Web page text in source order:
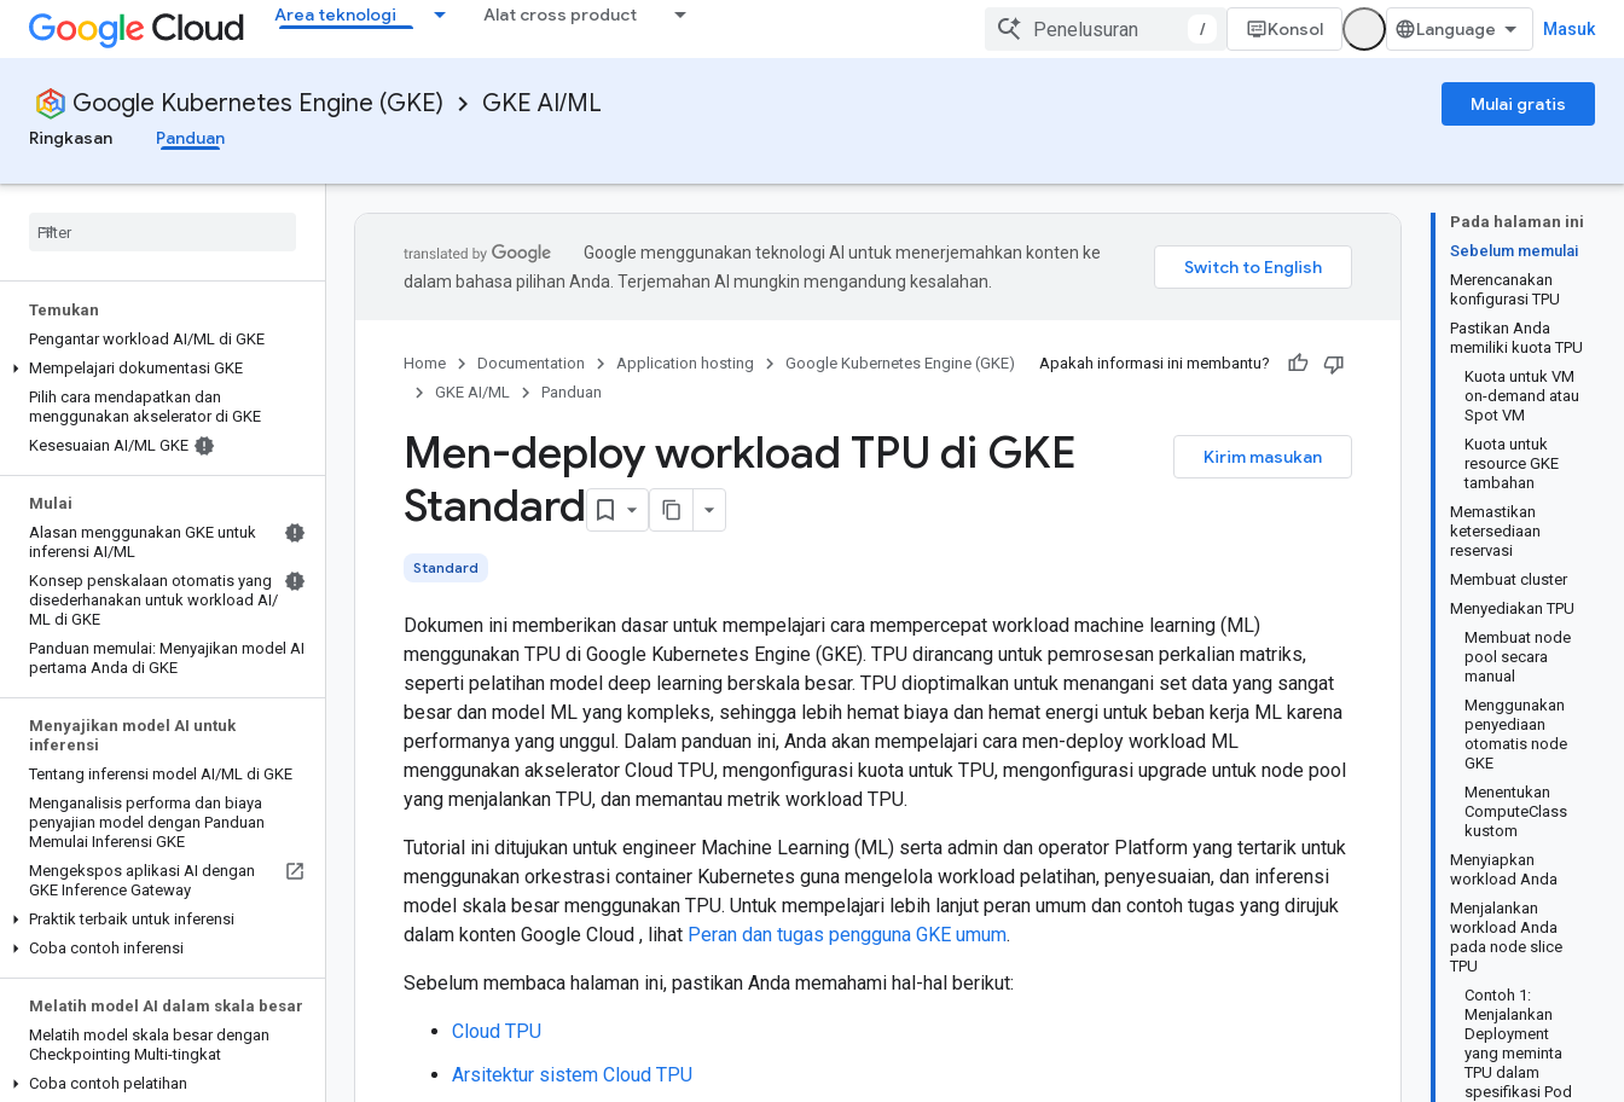
Area teknologi Alat cross product
/ Konsol Masuk
Google Kubernetes Engine (GKE) GKE AI/ML
Mulai gratis
Ringkasan
Panduan
Temukan
Pengantar workload AI/ML di GKE
Mempelajari dokumentasi GKE
Pilih cara mendapatkan dan
menggunakan akselerator di GKE
Kesesuaian AI/ML GKE
Mulai
Alasan menggunakan GKE untuk
inferensi AI/ML
Konsep penskalaan otomatis yang
disederhanakan untuk workload AI/
ML di GKE
Panduan memulai: Menyajikan model AI
pertama Anda di GKE
Menyajikan model AI untuk
inferensi
Tentang inferensi model AI/ML di GKE
Menganalisis performa dan biaya
penyajian model dengan Panduan
Memulai Inferensi GKE
Mengekspos aplikasi AI dengan
GKE Inference Gateway
Praktik terbaik untuk inferensi
Coba contoh inferensi
Melatih model AI dalam skala besar
Melatih model skala besar dengan
Checkpointing Multi-tingkat
Coba contoh pelatihan
Pada halaman ini
Sebelum memulai
Merencanakan
konfigurasi TPU
Pastikan Anda
memiliki kuota TPU
Kuota untuk VM
on-demand atau
Spot VM
Kuota untuk
resource GKE
tambahan
Memastikan
ketersediaan
reservasi
Membuat cluster
Menyediakan TPU
Membuat node
pool secara
manual
Menggunakan
penyediaan
otomatis node
GKE
Menentukan
ComputeClass
kustom
Menyiapkan
workload Anda
Menjalankan
workload Anda
pada node slice
TPU
Contoh 1:
Menjalankan
Deployment
yang meminta
TPU dalam
spesifikasi Pod
Google menggunakan teknologi AI untuk menerjemahkan konten ke
dalam bahasa pilihan Anda. Terjemahan AI mungkin mengandung kesalahan.
Home Documentation Application hosting
Google Kubernetes Engine (GKE)
GKE AI/ML
Panduan
Apakah informasi ini membantu?
Kirim masukan
Men-deploy workload TPU di GKE
Standard
Standard
Dokumen ini memberikan dasar untuk mempelajari cara mempercepat workload machine learning (ML)
menggunakan TPU di Google Kubernetes Engine (GKE). TPU dirancang untuk pemrosesan perkalian matriks,
seperti pelatihan model deep learning berskala besar. TPU dioptimalkan untuk menangani set data yang sangat
besar dan model ML yang kompleks, sehingga lebih hemat biaya dan hemat energi untuk beban kerja ML karena
performanya yang unggul. Dalam panduan ini, Anda akan mempelajari cara men-deploy workload ML
menggunakan akselerator Cloud TPU, mengonfigurasi kuota untuk TPU, mengonfigurasi upgrade untuk node pool
yang menjalankan TPU, dan memantau metrik workload TPU.
Tutorial ini ditujukan untuk engineer Machine Learning (ML) serta admin dan operator Platform yang tertarik untuk
menggunakan orkestrasi container Kubernetes guna mengelola workload pelatihan, penyesuaian, dan inferensi
model skala besar menggunakan TPU. Untuk mempelajari lebih lanjut peran umum dan contoh tugas yang dirujuk
dalam konten Google Cloud , lihat Peran dan tugas pengguna GKE umum.
Sebelum membaca halaman ini, pastikan Anda memahami hal-hal berikut:
Cloud TPU
Arsitektur sistem Cloud TPU